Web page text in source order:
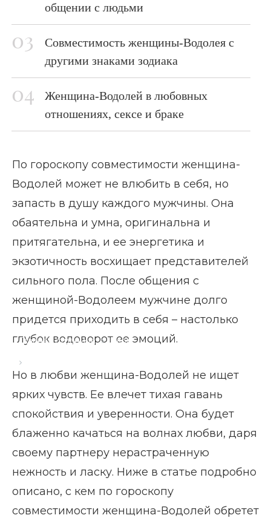
Главная страница
Блог
общении с людьми
Совместимость женщины-Водолея с
другими знаками зодиака
Женщина-Водолей в любовных
отношениях, сексе и браке
По гороскопу совместимости женщина-
Водолей может не влюбить в себя, но
запасть в душу каждого мужчины. Она
обаятельна и умна, оригинальна и
притягательна, и ее энергетика и
экзотичность восхищает представителей
сильного пола. После общения с
женщиной-Водолеем мужчине долго
придется приходить в себя – настолько
глубок водоворот ее эмоций.
Но в любви женщина-Водолей не ищет
ярких чувств. Ее влечет тихая гавань
спокойствия и уверенности. Она будет
блаженно качаться на волнах любви, даря
своему партнеру нерастраченную
нежность и ласку. Ниже в статье подробно
описано, с кем по гороскопу
совместимости женщина-Водолей обретет